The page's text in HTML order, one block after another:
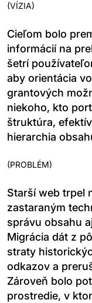
(VÍZIA)
Cieľom bolo
informácií na
šetrí
aby orientácia
grantových
niekoho, kto
štruktúra,
hierarchia
(PROBLÉM)
Starší web trpel
zastaraným
správu obsahu
Migrácia dát z
straty
odkazov a
Zároveň bolo
prostredie, v